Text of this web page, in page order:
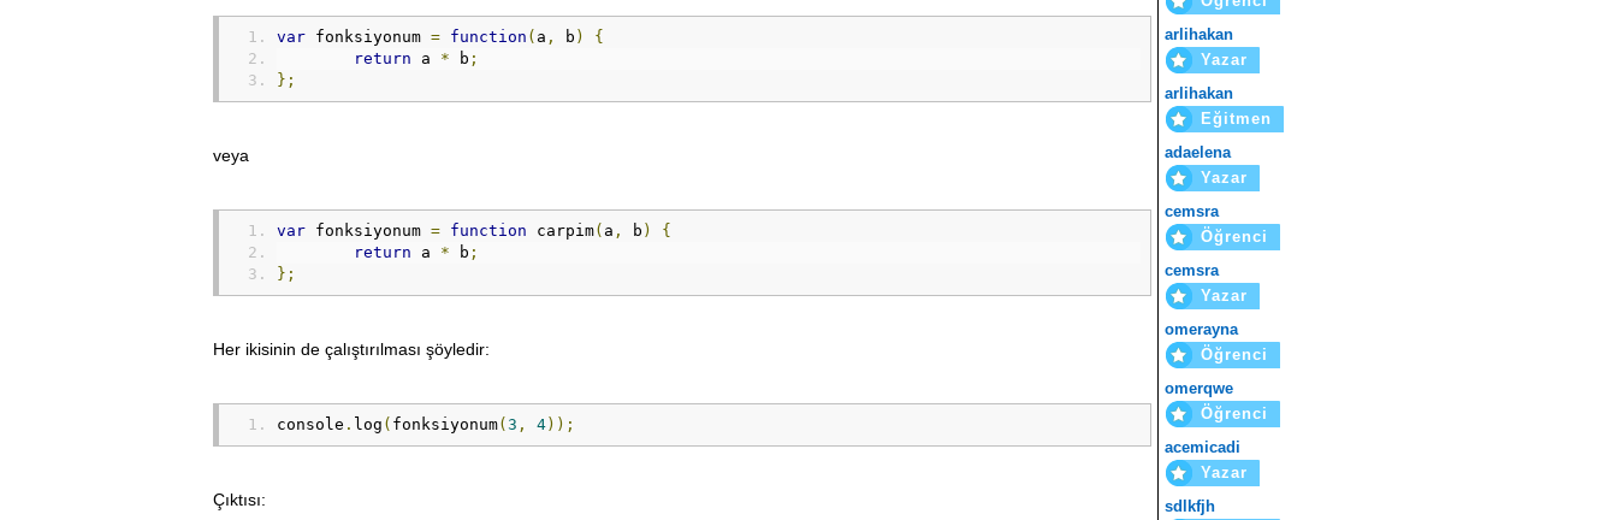
var fonksiyonum = function ( a , b )
{
return a * b ;
};
veya
var fonksiyonum = function carpim( a , b )
{
return a * b ;
};
Her ikisinin de çalıştırılması şöyledir:
console . log ( fonksiyonum( 3 , 4));
Çıktısı:
arlihakan
Yazar
arlihakan
Eğitmen
adaelena
Yazar
cemsra
Öğrenci
cemsra
Yazar
omerayna
Öğrenci
omerqwe
Öğrenci
acemicadi
Yazar
sdlkfjh